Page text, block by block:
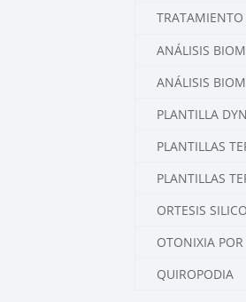
TRATAMIENTO
ANÁLISIS
ANÁLISIS
PLANTILLA
PLANTILLAS
PLANTILLAS
ORTESIS
OTONIXIA
QUIROPODIA